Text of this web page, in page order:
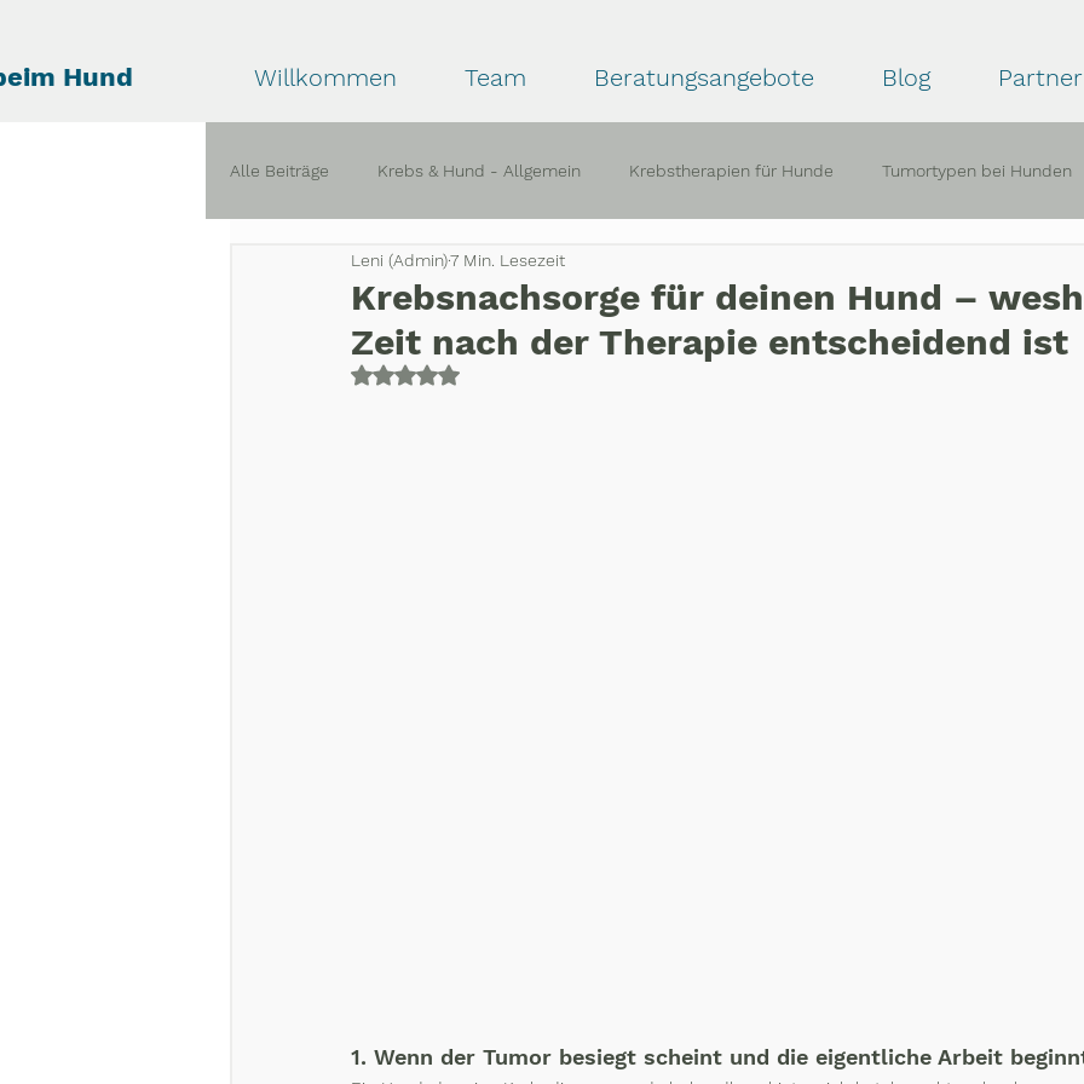
Hund Willkommen Team Beratungsangebote Blog Partner
Alle Beiträge Krebs & Hund - Allgemein Krebstherapien für Hunde Tumortypen bei Hunden
Krise & Trauer bei Krebs Erfahrungsberichte
Krebsnachsorge für deinen Hund –
Zeit nach der Therapie entscheidend ist
Leni (Admin)7 Min. Lesezeit
Mit NaN von 5 Sternen bewertet.
1. Wenn der Tumor besiegt scheint und die eigentliche Arbeit